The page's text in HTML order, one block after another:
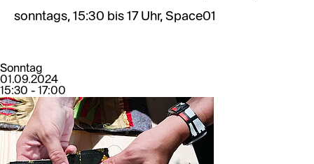
sonntags, 15:30 bis 17 Uhr, Space01
Sonntag
01.09.2024
15:30 - 17:00